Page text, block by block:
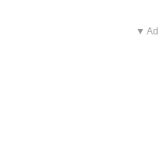
▼ Ad